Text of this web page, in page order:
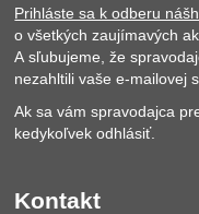
Prihláste sa k odberu
o všetkých zaujímavých
A sľubujeme, že
nezahltili vaše e-mailovej
Ak sa vám spravodajca
kedykoľvek odhlásiť.
Kontakt